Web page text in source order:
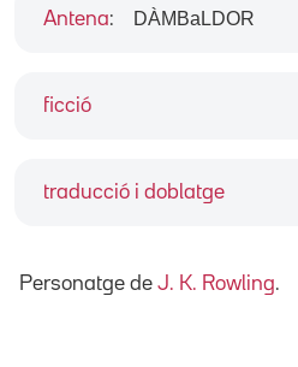
ficció
traducció i doblatge
Antena: DÀMBaLDOR
Personatge de J. K. Rowling.